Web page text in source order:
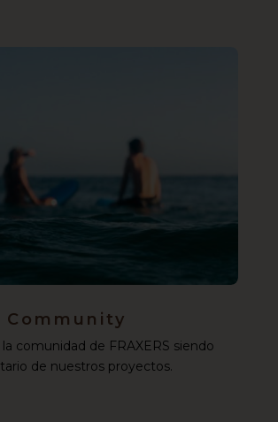
Community
comunidad de FRAXERS siendo
de nuestros proyectos.